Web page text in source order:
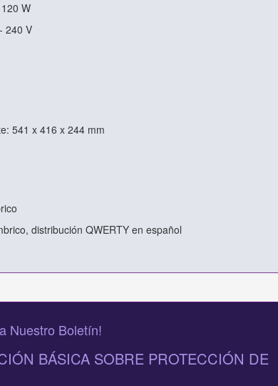
W
240 V
541 x 416 x 244 mm
distribución QWERTY en español
Nuestro Boletín!
BÁSICA SOBRE PROTECCIÓN DE